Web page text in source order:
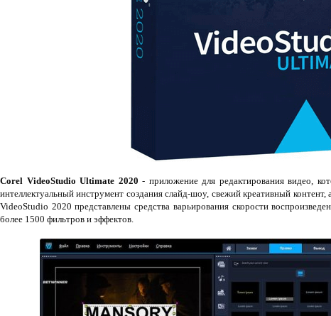
Corel VideoStudio Ultimate 2020 - приложение для редактирования видео,
интеллектуальный инструмент создания слайд-шоу, свежий креативный
VideoStudio 2020 представлены средства варьирования скорости
более 1500 фильтров и эффектов.